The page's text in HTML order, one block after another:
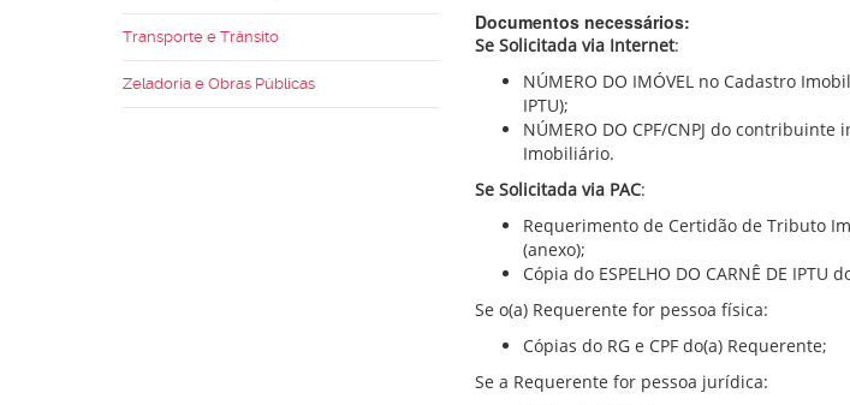
Transporte e Trânsito
Zeladoria e Obras Públicas
Documentos necessários:
Se Solicitada via Internet:
NÚMERO DO IMÓVEL no Cadastro
IPTU);
NÚMERO DO CPF/CNPJ do
Imobiliário.
Se Solicitada via PAC:
Requerimento de Certidão de Tributo
(anexo);
Cópia do ESPELHO DO CARNÊ DE IPTU
Se o(a) Requerente for pessoa física:
Cópias do RG e CPF do(a) Requerente;
Se a Requerente for pessoa jurídica: